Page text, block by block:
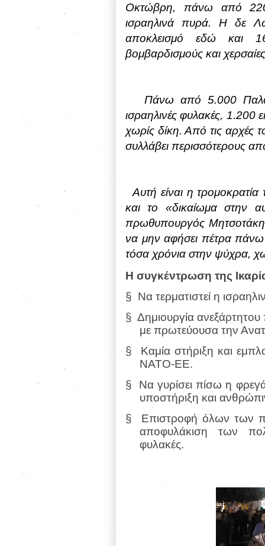
Οκτώβρη, πάνω από 220
ισραηλινά πυρά. Η δε
αποκλεισμό εδώ και
βομβαρδισμούς και
Πάνω από 5.000
ισραηλινές φυλακές, 1.200
χωρίς δίκη. Από τις αρχές
συλλάβει περισσότερους
Αυτή είναι η
και το «δικαίωμα στην
πρωθυπουργός
να μην αφήσει πέτρα πάνω
τόσα χρόνια στην ψύχρα,
Η συγκέντρωση της
§ Να τερματιστεί η
§ Δημιουργία
με πρωτεύουσα την
§
Καμία στήριξη και
ΝΑΤΟ-ΕΕ.
§
Να γυρίσει πίσω η
υποστήριξη και
§
Επιστροφή όλων των
αποφυλάκιση των
φυλακές.